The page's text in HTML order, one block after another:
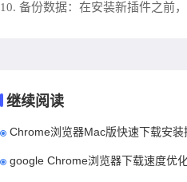
10. 备份数据：在安装新插件之前
继续阅读
Chrome浏览器Mac版快速下载安装
google Chrome浏览器下载速度优